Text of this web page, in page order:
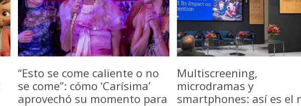
“Esto se come caliente o no
se come”: cómo ‘Carísima’
aprovechó su momento para
Multiscreening,
microdramas y
smartphones: así es el